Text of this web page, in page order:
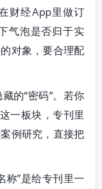
财经App里做订
气泡是否归于实
对象，要合理配
的“密码”。若你
一板块，专刊里
例研究，直接把
称”是给专刊里一